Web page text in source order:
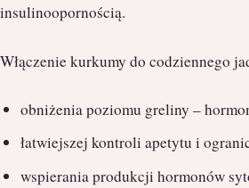
insulinoopornością.
Włączenie kurkumy do codziennego
obniżenia poziomu greliny –
łatwiejszej kontroli apetytu i
wspierania produkcji hormonów